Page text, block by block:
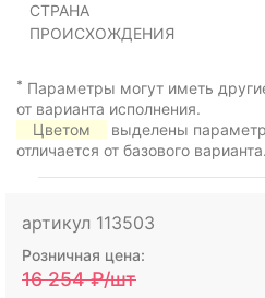
СТРАНА
ПРОИСХОЖДЕНИЯ
* Параметры могут иметь
от варианта исполнения.
Цветом
выделены
отличается от базового варианта.
артикул 113503
Розничная цена:
16 254₽/шт